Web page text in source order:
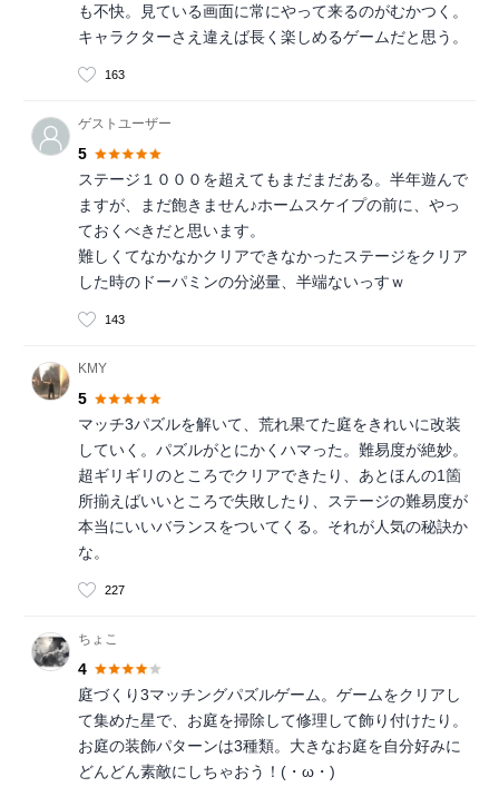
も不快。見ている画面に常にやって来るのがむかつく。
キャラクターさえ違えば長く楽しめるゲームだと思う。
163
ゲストユーザー
5
ステージ１０００を超えてもまだまだある。半年遊んで
ますが、まだ飽きません♪ホームスケイプの前に、やっ
ておくべきだと思います。
難しくてなかなかクリアできなかったステージをクリア
した時のドーパミンの分泌量、半端ないっすｗ
143
KMY
5
マッチ3パズルを解いて、荒れ果てた庭をきれいに改装
していく。パズルがとにかくハマった。難易度が絶妙。
超ギリギリのところでクリアできたり、あとほんの1箇
所揃えばいいところで失敗したり、ステージの難易度が
本当にいいバランスをついてくる。それが人気の秘訣か
な。
227
ちょこ
4
庭づくり3マッチングパズルゲーム。ゲームをクリアし
て集めた星で、お庭を掃除して修理して飾り付けたり。
お庭の装飾パターンは3種類。大きなお庭を自分好みに
どんどん素敵にしちゃおう！(・ω・)